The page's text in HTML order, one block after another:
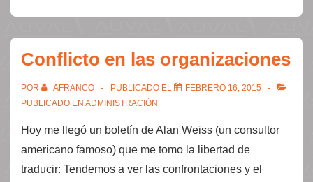
Conflicto en las organizaciones
POR AFRANCO PUBLICADO EL
FEBRERO 16, 2015
PUBLICADO EN ADMINISTRACIÓN
Hoy me llegó un boletín de Alan Weiss (un consultor
americano famoso) que me tomo la libertad de
traducir: Tendemos a ver las confrontaciones y el